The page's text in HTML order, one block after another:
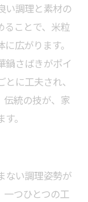
い調理と素材の
ることで、米粒
広がります。
鍋さばきがポイ
に工夫され、
伝統の技が、家
。
ない調理姿勢が
一つひとつの工